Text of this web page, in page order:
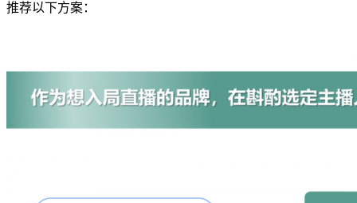
推荐以下方案：